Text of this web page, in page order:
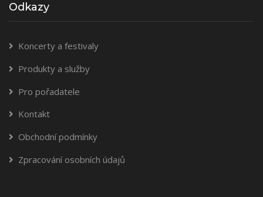
Odkazy
Koncerty a festivaly
Produkty a služby
Pro pořadatele
Kontakt
Obchodní podmínky
Zpracování osobních údajů